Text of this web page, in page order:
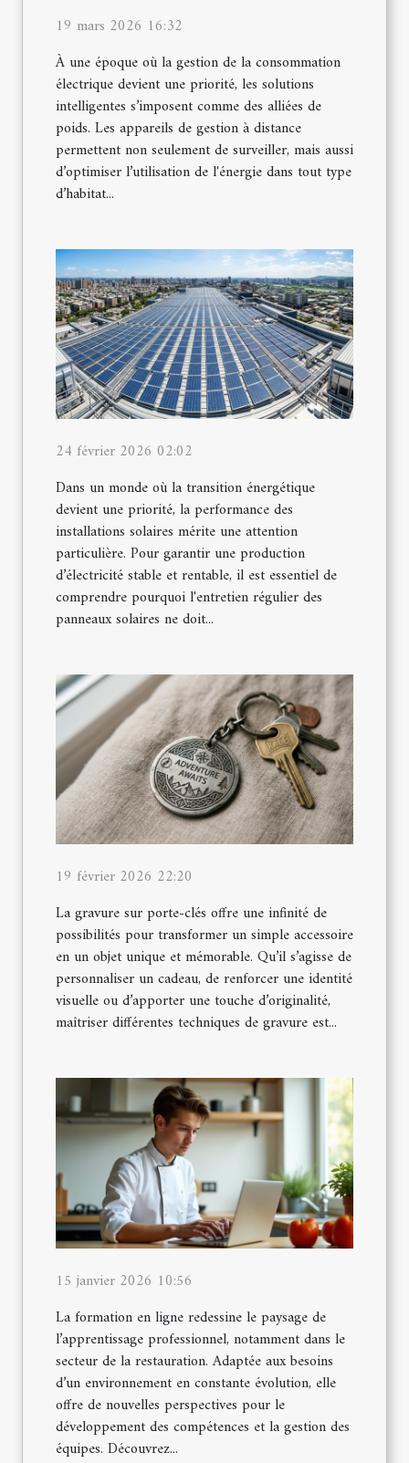
19 mars 2026 16:32
À une époque où la gestion de la consommation
électrique devient une priorité, les solutions
intelligentes s’imposent comme des alliées de
poids. Les appareils de gestion à distance
permettent non seulement de surveiller, mais aussi
d’optimiser l’utilisation de l'énergie dans tout type
d’habitat...
24 février 2026 02:02
Dans un monde où la transition énergétique
devient une priorité, la performance des
installations solaires mérite une attention
particulière. Pour garantir une production
d’électricité stable et rentable, il est essentiel de
comprendre pourquoi l'entretien régulier des
panneaux solaires ne doit...
19 février 2026 22:20
La gravure sur porte-clés offre une infinité de
possibilités pour transformer un simple accessoire
en un objet unique et mémorable. Qu’il s’agisse de
personnaliser un cadeau, de renforcer une identité
visuelle ou d’apporter une touche d’originalité,
maîtriser différentes techniques de gravure est...
15 janvier 2026 10:56
La formation en ligne redessine le paysage de
l’apprentissage professionnel, notamment dans le
secteur de la restauration. Adaptée aux besoins
d’un environnement en constante évolution, elle
offre de nouvelles perspectives pour le
développement des compétences et la gestion des
équipes. Découvrez...